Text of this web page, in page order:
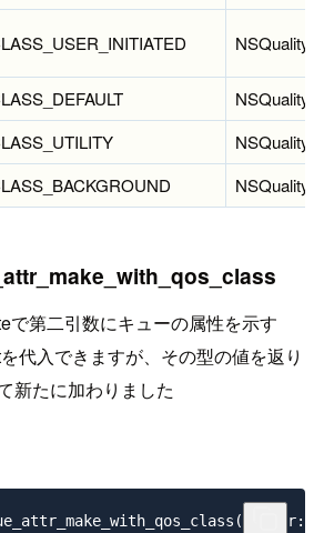
で第二引数にキューの属性を示す
代入できますが、その型の値を返り
新たに加わりました